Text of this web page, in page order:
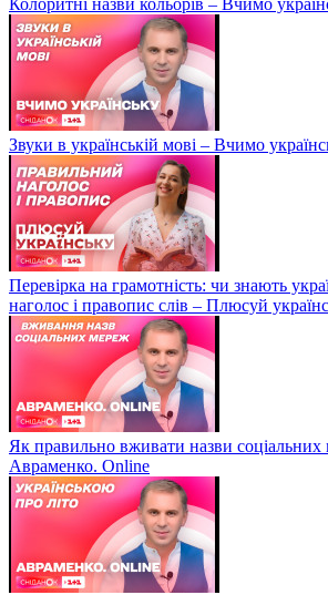
Звуки в українській мові – Вчимо
Перевірка на грамотність: чи знають
наголос і правопис слів – Плюсуй
Як правильно вживати назви
Авраменко. Online